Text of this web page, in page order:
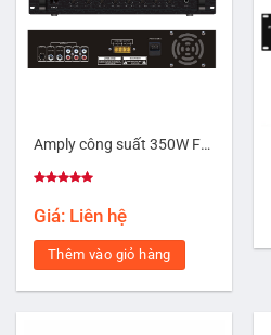
Amply công suất 350W FTD FA-350
hạng
5.00
5 sao
Giá: Liên hệ
Thêm vào giỏ hàng